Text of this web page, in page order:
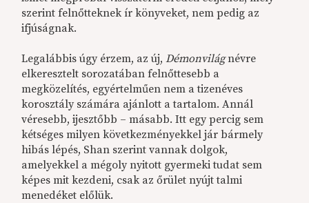
szerint felnőtteknek ír könyveket, nem pedig az
ifjúságnak.
Legalábbis úgy érzem, az új,Démonvilágnévre
elkeresztelt sorozatában felnőttesebb a
megközelítés, egyértelműen nem a tizenéves
korosztály számára ajánlott a tartalom. Annál
véresebb, ijesztőbb – másabb. Itt egy percig sem
kétséges milyen következményekkel jár bármely
hibás lépés, Shan szerint vannak dolgok,
amelyekkel a mégoly nyitott gyermeki tudat sem
képes mit kezdeni, csak az őrület nyújt talmi
menedéket előlük.